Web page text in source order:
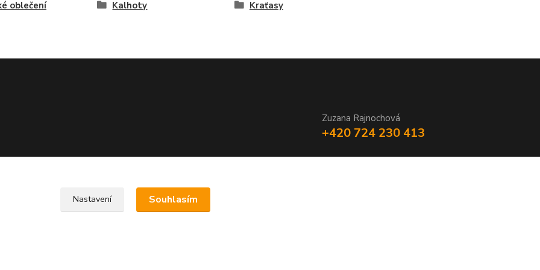
oblečení Kalhoty Kraťasy
Zuzana Rajnochová
+420 724 230 413
Nastavení Souhlasím